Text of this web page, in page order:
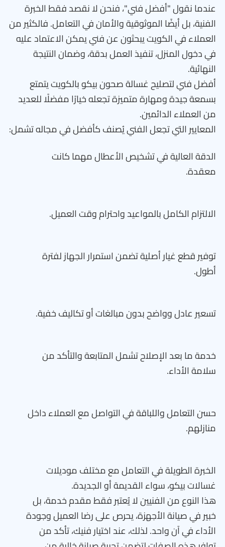
عندما نقول "أفضل فني"، فنحن لا نقصد فقط الخبرة
الفنية، بل أيضًا الموثوقية والأمان في التعامل. فالكثير من
العملاء في الكويت يبحثون عن فني يمكن الاعتماد عليه
في دخول المنزل، تنفيذ العمل بدقة، وضمان النتيجة
النهائية.
أفضل فني لتصليح غسالة صحون بيكو بالكويت يتمتع
بسمعة جيدة ومهارة متميزة تجعله خيارًا مفضلًا للعديد
من العملاء الدائمين.
المعايير التي تجعل الفني يُصنف كأفضل في مجاله تشمل:
الدقة العالية في تشخيص الأعطال مهما كانت
معقدة.
الالتزام الكامل بالمواعيد واحترام وقت العميل.
توفير قطع غيار أصلية تضمن استمرار الجهاز لفترة
أطول.
تسعير عادل وواضح بدون مبالغات أو تكاليف خفية.
خدمة ما بعد الإصلاح تشمل المتابعة والتأكد من
سلامة الأداء.
حسن التعامل واللباقة في التواصل مع العملاء داخل
منازلهم.
الخبرة الطويلة في التعامل مع مختلف موديلات
غسالات بيكو، سواء القديمة أو الجديدة.
هذا النوع من الفنيين لا يُعتبر فقط مقدم خدمة، بل
خبير في صيانة الأجهزة، يحرص على رضا العميل وجودة
الأداء في آن واحد. لذلك، عند اختيار فنيك، تأكد من